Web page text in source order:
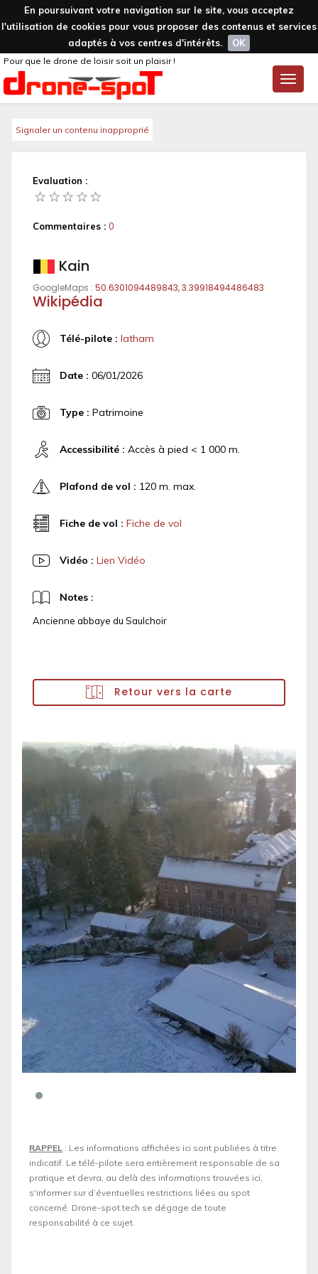
En poursuivant votre navigation sur le site, vous acceptez
l'utilisation de cookies pour vous proposer des contenus et services
adaptés à vos centres d'intérêts.
OK
Toggle
Pour que le drone de loisir soit un plaisir !
Signaler un contenu inapproprié
Evaluation :
Commentaires : 0
Kain
GoogleMaps : 50.6301094489843, 3.39918494486483
Wikipédia
Télé-pilote : latham
Date : 06/01/2026
Type : Patrimoine
Accessibilité : Accès à pied < 1 000 m.
Plafond de vol : 120 m. max.
Fiche de vol : Fiche de vol
Vidéo : Lien Vidéo
Notes :
Ancienne abbaye du Saulchoir
Retour vers la carte
RAPPEL : Les informations affichées ici sont publiées à titre
indicatif. Le télé-pilote sera entièrement responsable de sa
pratique et devra, au delà des informations trouvées ici,
s'informer sur d’éventuelles restrictions liées au spot
concerné. Drone-spot.tech se dégage de toute
responsabilité à ce sujet.